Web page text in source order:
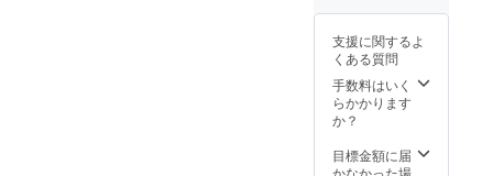
権利は
The
AMOが
所有し
ている
ため、
他で共
に触れ
て気に
ならな
いよう
に、と
いうバ
タード
イズに
ついて
S/Mサイ
ズ：着
丈
50.5cm
、肩幅
しま
考欄に
て、表
記希望
の会社
記載を
お願い
たお礼
画、"Gi
selle"の
パ
フォー
ンク、
普段誰
支援に関するよ
くある質問
手数料はいく
らかかります
か？
目標金額に届